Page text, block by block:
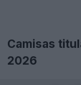
Camisas
2026